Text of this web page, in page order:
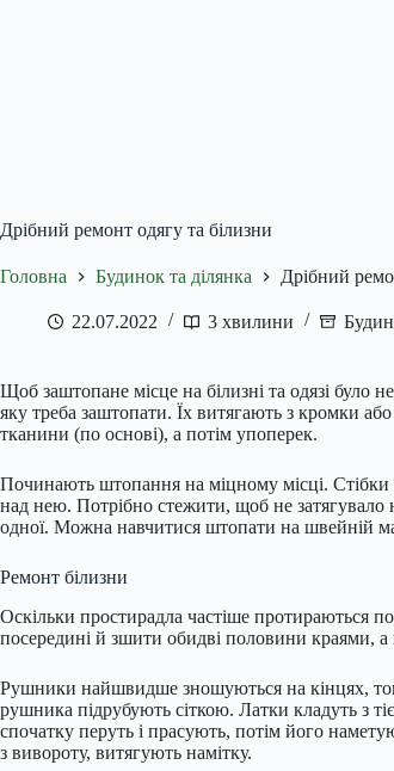
Дрібний ремонт одягу та білизни
Головна Будинок та ділянка Дрібний
22.07.2022 3 хвилини
Щоб заштопане місце на білизні та одязі було
яку треба заштопати. Їх витягають з кромки
тканини (по основі), а потім упоперек.
Починають штопання на міцному місці. Стібки
над нею. Потрібно стежити, щоб не
одної. Можна навчитися штопати на швейній
Ремонт білизни
Оскільки простирадла частіше протираються
посередині й зшити обидві половини краями,
Рушники найшвидше зношуються на кінцях,
рушника підрубують сіткою. Латки кладуть з
спочатку перуть і прасують, потім його
з вивороту, витягують намітку.